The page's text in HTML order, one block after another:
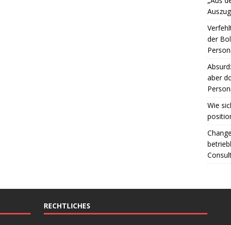
der
aber
Wie
RECHTLICHES